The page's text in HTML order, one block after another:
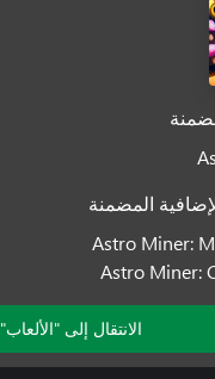
المضمنة
Astro Miner:
Astro Miner:
الانتقال إلى "الألعاب"